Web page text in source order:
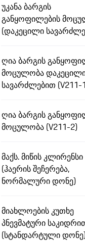
უკანა ბარგის
განყოფილების
(დაკეცილი
ღია ბარგის
მოცულობა დაკეცილი
სავარძლებით (V211-
ღია ბარგის
მოცულობა (V211-2)
მაქს. მიწის კლირენსი
(ჰაერის შეჩერება,
ნორმალური დონე)
მიახლოების კუთხე
პნევმატური
(სტანდარტული